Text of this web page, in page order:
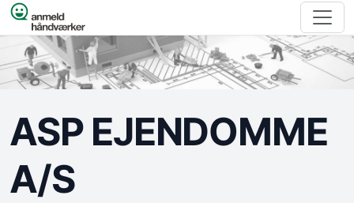
Spring til indhold
ASP EJENDOMME
A/S